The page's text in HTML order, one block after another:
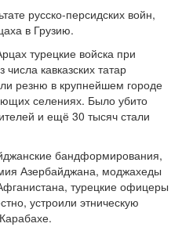
русско-персидских войн,
в Грузию.
турецкие войска при
кавказских татар
резню в крупнейшем городе
селениях. Было убито
и ещё 30 тысяч стали
бандформирования,
Азербайджана, моджахеды
турецкие офицеры
устроили этническую